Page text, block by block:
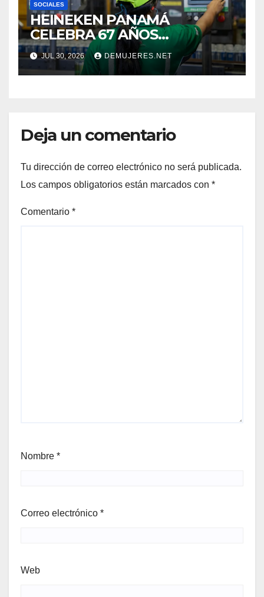
SOCIALES
HEINEKEN PANAMÁ
CELEBRA 67 AÑOS
IMPULSANDO EL
CRECIMIENTO DE LA
INDUSTRIA CERVECERA Y
JUL 30, 2026 DEMUJERES.NET
Deja un comentario
Tu dirección de correo electrónico no será publicada.
Los campos obligatorios están marcados con *
Comentario *
Nombre *
Correo electrónico *
Web